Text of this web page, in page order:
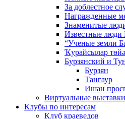
За доблестное
Награжденные
Знаменитые
Известные люди
“Ученые земли
Ҡурайсылар
Бурзянский и
Бурзян
Тангаур
Ишан
Виртуальные выставки
Клубы по интересам
Клуб краеведов